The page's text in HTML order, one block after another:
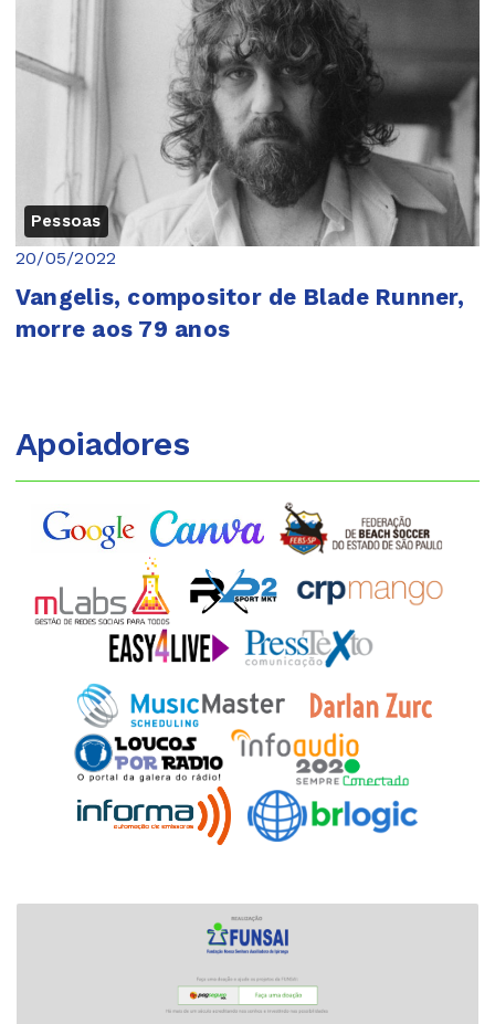
Pessoas
20/05/2022
Vangelis, compositor de Blade Runner,
morre aos 79 anos
Apoiadores